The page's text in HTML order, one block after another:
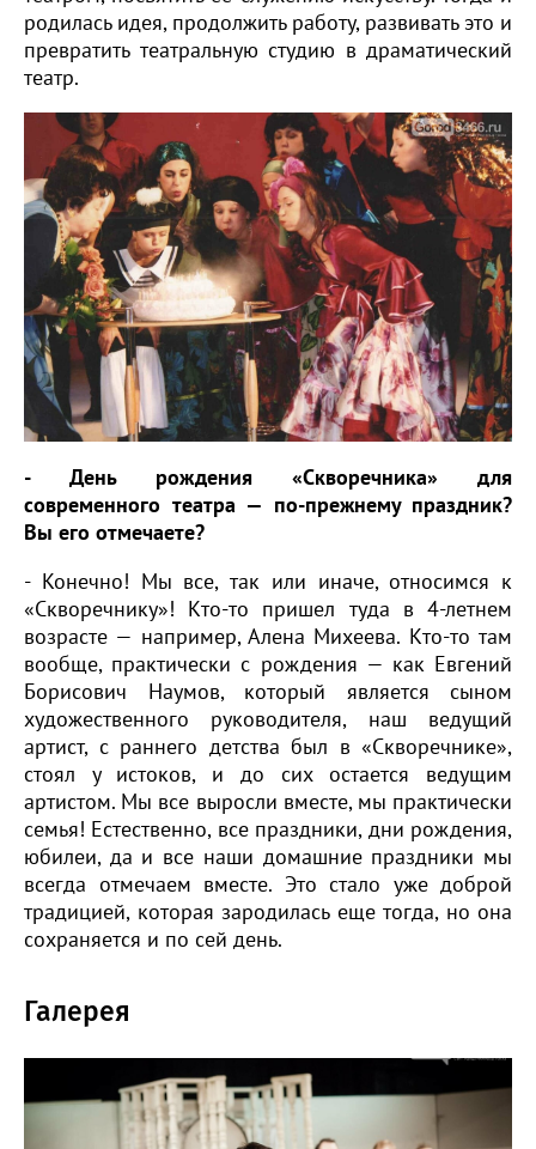
родилась идея, продолжить работу, развивать это и
превратить театральную студию в драматический
театр.
- День рождения «Скворечника» для
современного театра — по-прежнему праздник?
Вы его отмечаете?
- Конечно! Мы все, так или иначе, относимся к
«Скворечнику»! Кто-то пришел туда в 4-летнем
возрасте — например, Алена Михеева. Кто-то там
вообще, практически с рождения — как Евгений
Борисович Наумов, который является сыном
художественного руководителя, наш ведущий
артист, с раннего детства был в «Скворечнике»,
стоял у истоков, и до сих остается ведущим
артистом. Мы все выросли вместе, мы практически
семья! Естественно, все праздники, дни рождения,
юбилеи, да и все наши домашние праздники мы
всегда отмечаем вместе. Это стало уже доброй
традицией, которая зародилась еще тогда, но она
сохраняется и по сей день.
Галерея